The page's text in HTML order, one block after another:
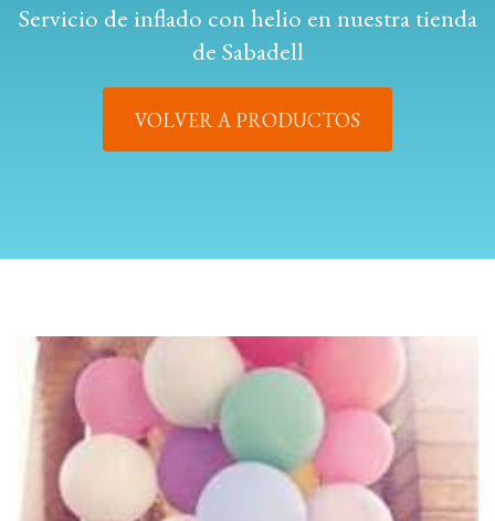
Servicio de inflado con helio en nuestra tienda
de Sabadell
VOLVER A PRODUCTOS